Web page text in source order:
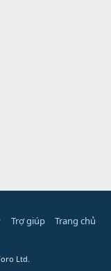
Trợ giúp Trang chủ
Ltd.